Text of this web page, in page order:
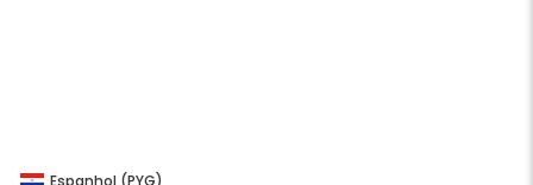
Espanhol (PYG)